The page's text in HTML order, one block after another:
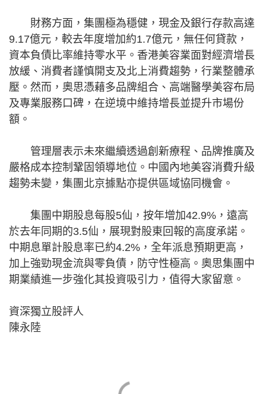
財務方面，集團極為穩健，現金及銀行存款高達
9.17億元，較去年度增加約1.7億元，無任何貸款，
資本負債比率維持零水平。香港美容業面對經濟增長
放緩、消費者謹慎開支及北上消費趨勢，行業整體承
壓。然而，奧思憑藉多品牌組合、高端醫學美容布局
及專業服務口碑，在逆境中維持增長並提升市場份
額。
管理層表示未來繼續透過創新療程、品牌推廣及
嚴格成本控制鞏固領導地位。中國內地美容消費升級
趨勢未變，集團北京據點亦提供區域協同機會。
集團中期股息每股5仙，按年增加42.9%，遠高
於去年同期的3.5仙，展現對股東回報的高度承諾。
中期息單計股息率已約4.2%，全年派息預期更高，
加上強勁現金流與零負債，防守性極高。奧思集團中
期業績進一步強化其投資吸引力，值得大家留意。
資深獨立股評人
陳永陸